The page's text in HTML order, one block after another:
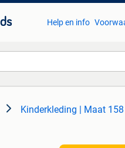
Help en info
Kinderkleding | Maat 158